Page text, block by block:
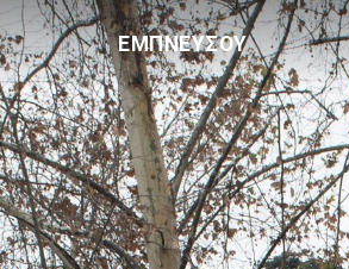
ΕΜΠΝΕΥΣΟΥ